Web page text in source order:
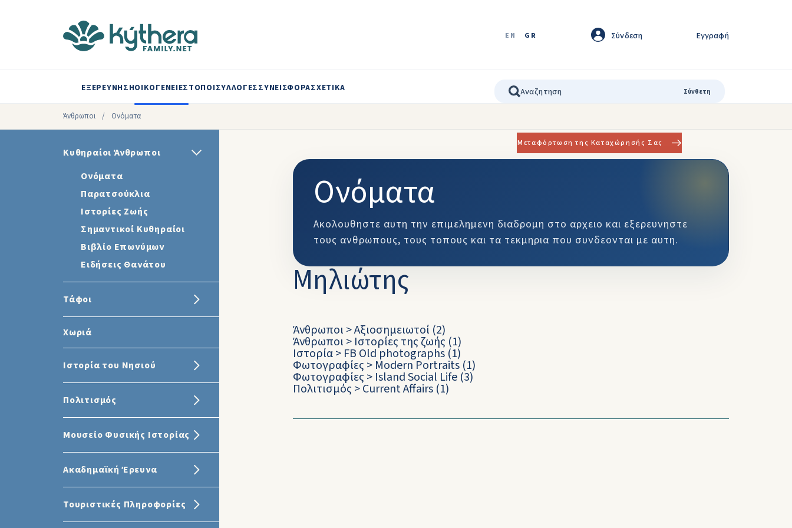
EN GR Σύνδεση Εγγραφή
ΕΞΕΡΕΥΝΗΣΗΟΙΚΟΓΕΝΕΙΕΣΤΟΠΟΙΣΥΛΛΟΓΕΣΣΥΝΕΙΣΦΟΡΑΣΧΕΤΙΚΑ Σύνθετη
Άνθρωποι / Ονόματα
Κυθηραίοι Άνθρωποι
Ονόματα
Παρατσούκλια
Ιστορίες Ζωής
Σημαντικοί Κυθηραίοι
Βιβλίο Επωνύμων
Ειδήσεις Θανάτου
Τάφοι
Χωριά
Ιστορία του Νησιού
Πολιτισμός
Μουσείο Φυσικής Ιστορίας
Ακαδημαϊκή Έρευνα
Τουριστικές Πληροφορίες
Μεταφόρτωση της Καταχώρησής Σας
Ονόματα
Ακολουθηστε αυτη την επιμελημενη διαδρομη στο αρχειο και εξερευνηστε
τους ανθρωπους, τους τοπους και τα τεκμηρια που συνδεονται με αυτη.
Μηλιώτης
Άνθρωποι >Αξιοσημειωτοί (2)
Άνθρωποι > Iστορίες της ζωής (1)
Ιστορία> FB Old photographs (1)
Φωτογραφίες > Modern Portraits (1)
Φωτογραφίες > Island Social Life (3)
Πολιτισμός >Current Affairs (1)